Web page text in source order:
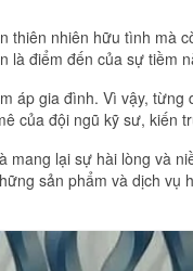
thiên nhiên hữu tình mà
là điểm đến của sự tiềm
áp gia đình. Vì vậy,
của đội ngũ kỹ sư, kiến
mang lại sự hài lòng và
sản phẩm và dịch vụ